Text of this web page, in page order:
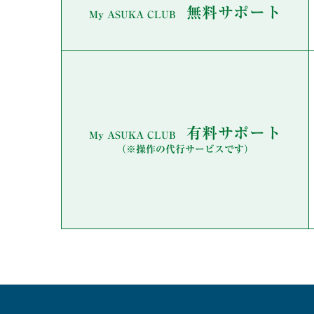
My ASUKA CLUB 無料サポート
My ASUKA CLUB 有料サポート
（※操作の代行サービスです）